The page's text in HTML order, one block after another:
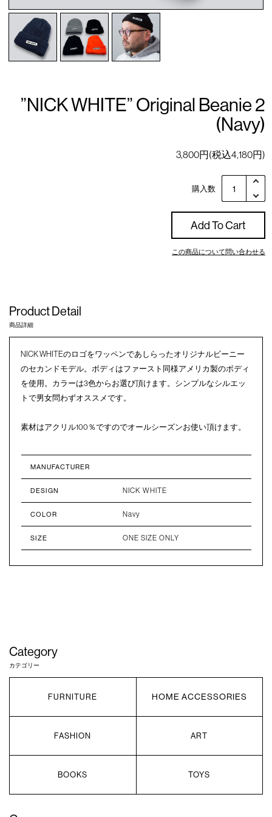
”NICK WHITE” Original Beanie 2
(Navy)
3,800円(税込4,180円)
購入数
Add To Cart
この商品について問い合わせる
Product Detail
商品詳細
NICK WHITEのロゴをワッペンであしらったオリジナルビーニー
のセカンドモデル。ボディはファースト同様アメリカ製のボディ
を使用。カラーは3色からお選び頂けます。シンプルなシルエッ
トで男女問わずオススメです。
素材はアクリル100％ですのでオールシーズンお使い頂けます。
MANUFACTURER
DESIGN NICK WHITE
COLOR Navy
SIZE ONE SIZE ONLY
Category
カテゴリー
FURNITURE HOME ACCESSORIES
FASHION ART
BOOKS TOYS